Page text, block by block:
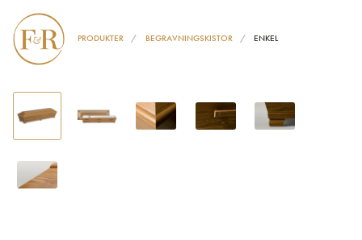
PRODUKTER BEGRAVNINGSKISTOR ENKEL